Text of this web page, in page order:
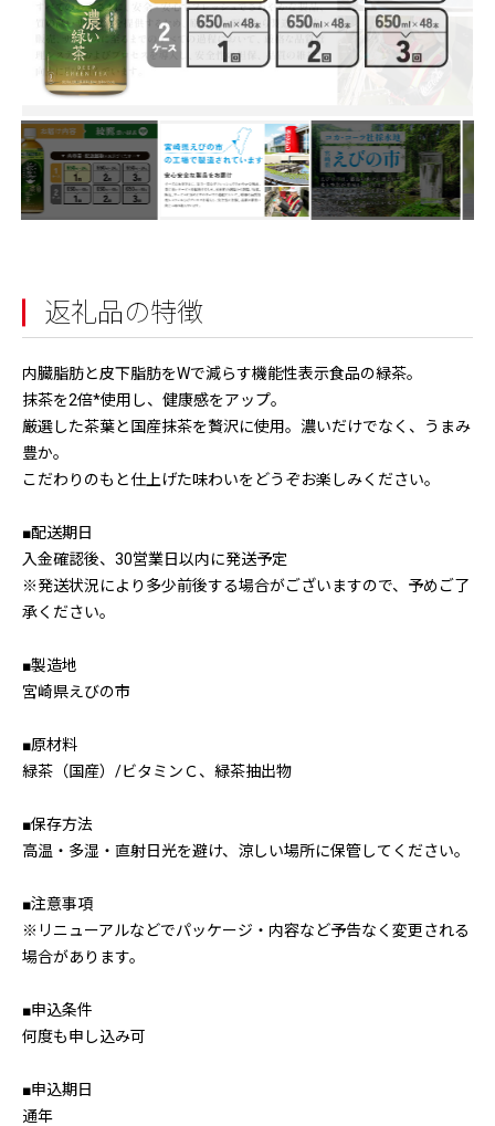
返礼品の特徴
内臓脂肪と皮下脂肪をWで減らす機能性表示食品の緑茶。
抹茶を2倍*使用し、健康感をアップ。
厳選した茶葉と国産抹茶を贅沢に使用。濃いだけでなく、うまみ
豊か。
こだわりのもと仕上げた味わいをどうぞお楽しみください。
■配送期日
入金確認後、30営業日以内に発送予定
※発送状況により多少前後する場合がございますので、予めご了
承ください。
■製造地
宮崎県えびの市
■原材料
緑茶（国産）/ビタミンＣ、緑茶抽出物
■保存方法
高温・多湿・直射日光を避け、涼しい場所に保管してください。
■注意事項
※リニューアルなどでパッケージ・内容など予告なく変更される
場合があります。
■申込条件
何度も申し込み可
■申込期日
通年